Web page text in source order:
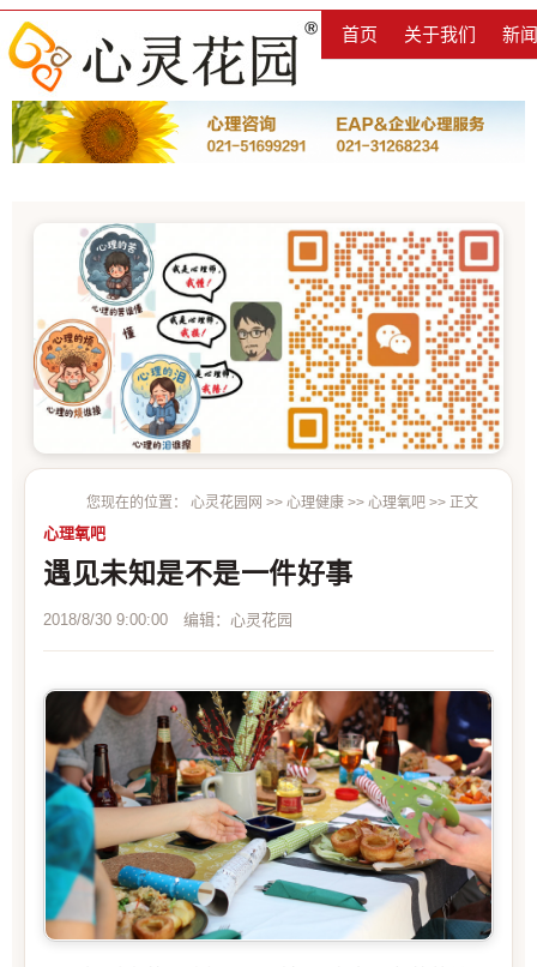
首页 关于我们 新
您现在的位置： 心灵花园网 >> 心理健康 >> 心理氧吧 >> 正文
心理氧吧
遇见未知是不是一件好事
2018/8/30 9:00:00 编辑：心灵花园